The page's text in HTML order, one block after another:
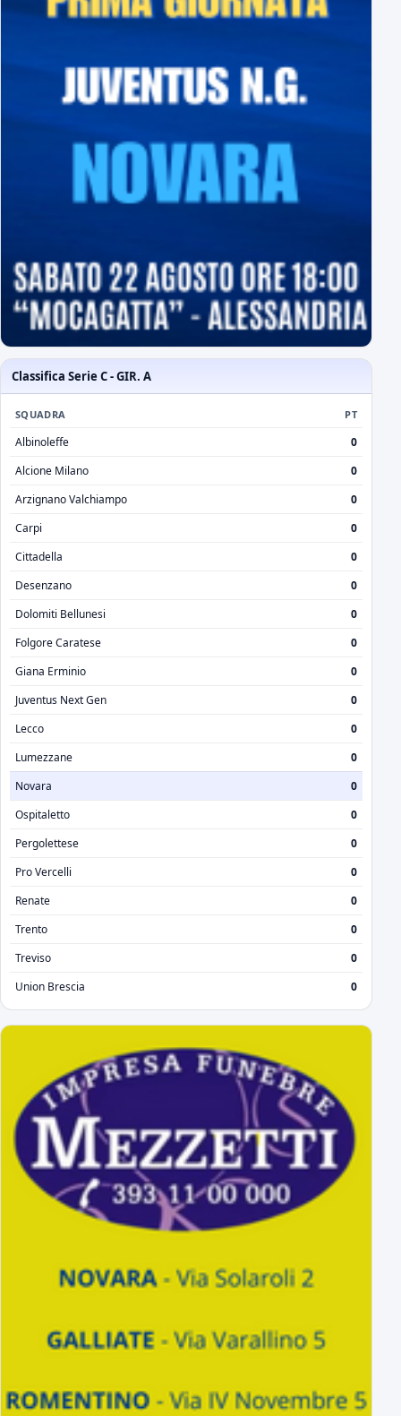
Classifica Serie C - GIR. A
SQUADRA PT
Albinoleffe
0
Alcione Milano
0
Arzignano Valchiampo
0
Carpi
0
Cittadella
0
Desenzano
0
Dolomiti Bellunesi
0
Folgore Caratese
0
Giana Erminio
0
Juventus Next Gen
0
Lecco
0
Lumezzane
0
Novara
0
Ospitaletto
0
Pergolettese
0
Pro Vercelli
0
Renate
0
Trento
0
Treviso
0
Union Brescia
0